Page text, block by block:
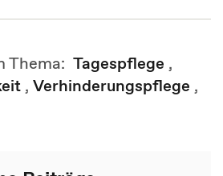
Thema: Tagespflege ,
, Verhinderungspflege ,